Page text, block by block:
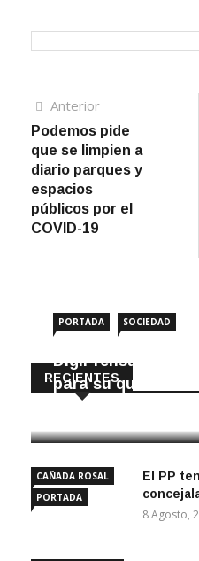
Navegación
de
entradas
AnteriorArtículo
anterior
Podemos pide
que se limpien a
diario parques y
espacios
públicos por el
COVID-19
RECIENTES
PORTADA SOCIEDAD
DigiPrensa
para su quiosco
CAÑADA ROSAL
PORTADA
El PP
8 Agosto,